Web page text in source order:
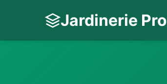
Jardinerie Pro